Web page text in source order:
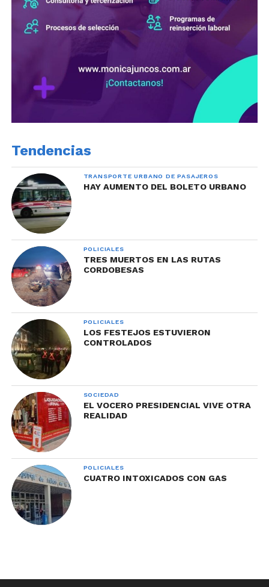
Tendencias
TRANSPORTE URBANO DE PASAJEROS
HAY AUMENTO DEL BOLETO URBANO
POLICIALES
TRES MUERTOS EN LAS RUTAS
CORDOBESAS
POLICIALES
LOS FESTEJOS ESTUVIERON
CONTROLADOS
SOCIEDAD
EL VOCERO PRESIDENCIAL VIVE OTRA
REALIDAD
POLICIALES
CUATRO INTOXICADOS CON GAS